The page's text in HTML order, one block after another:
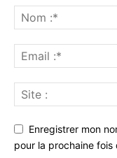
Enregistrer mon
pour la prochaine fois